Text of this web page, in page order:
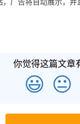
广告将自动展示，并
你觉得这篇文章
😃 😐